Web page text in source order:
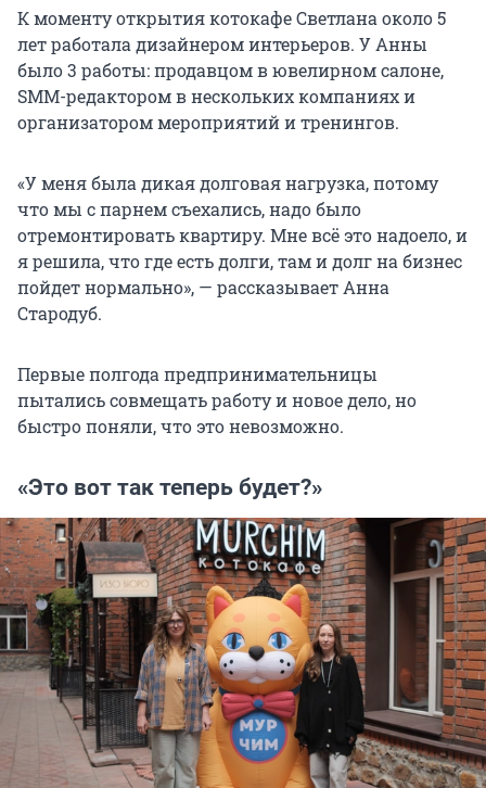
К моменту открытия котокафе Светлана около 5
лет работала дизайнером интерьеров. У Анны
было 3 работы: продавцом в ювелирном салоне,
SMM-редактором в нескольких компаниях и
организатором мероприятий и тренингов.
«У меня была дикая долговая нагрузка, потому
что мы с парнем съехались, надо было
отремонтировать квартиру. Мне всё это надоело, и
я решила, что где есть долги, там и долг на бизнес
пойдет нормально», — рассказывает Анна
Стародуб.
Первые полгода предпринимательницы
пытались совмещать работу и новое дело, но
быстро поняли, что это невозможно.
«Это вот так теперь будет?»